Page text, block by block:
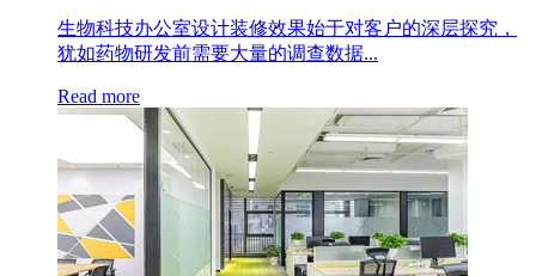
生物科技办公室设计装修效果始于对客户的深层探究，
犹如药物研发前需要大量的调查数据...
Read more